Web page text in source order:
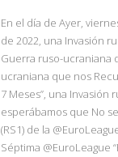
En el día de Ayer,
de 2022, una Invasión
Guerra ruso-ucraniana
ucraniana que nos
7 Meses”, una Invasión
esperábamos que No
(RS1) de la
Séptima @EuroLeague